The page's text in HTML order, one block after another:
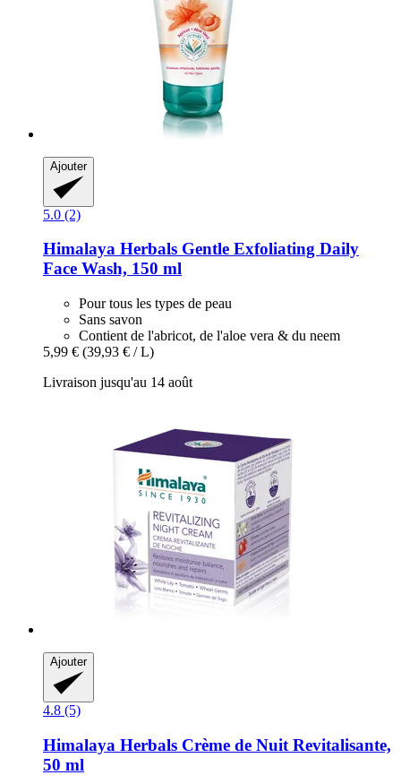
Ajouter
5.0 (2)
Himalaya Herbals Gentle Exfoliating Daily
Face Wash, 150 ml
Pour tous les types de peau
Sans savon
Contient de l'abricot, de l'aloe vera & du neem
5,99 € (39,93 € / L)
Livraison jusqu'au 14 août
Ajouter
4.8 (5)
Himalaya Herbals Crème de Nuit Revitalisante,
50 ml